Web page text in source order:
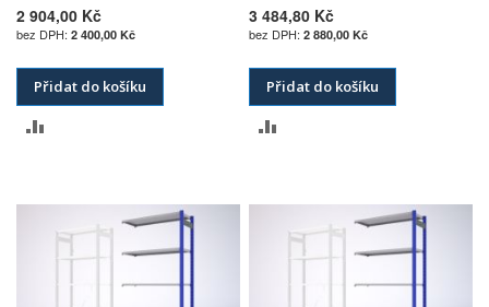
2 904,00 Kč
2 400,00 Kč
Přidat do košíku
POROVNÁNÍ
3 484,80 Kč
2 880,00 Kč
Přidat do košíku
POROVNÁNÍ